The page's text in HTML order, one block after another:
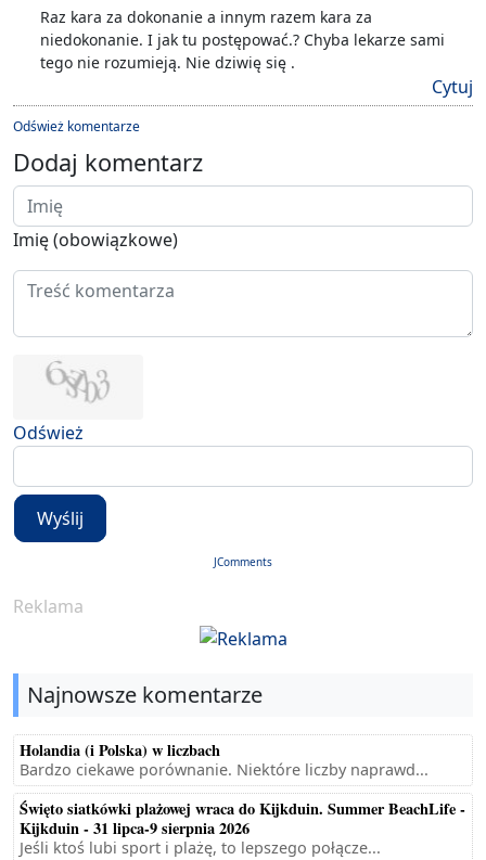
Raz kara za dokonanie a innym razem kara za
niedokonanie. I jak tu postępować.? Chyba lekarze sami
tego nie rozumieją. Nie dziwię się .
Cytuj
Odśwież komentarze
Dodaj komentarz
Imię (obowiązkowe)
Odśwież
Wyślij
JComments
Reklama
Najnowsze komentarze
Holandia (i Polska) w liczbach
Bardzo ciekawe porównanie. Niektóre liczby naprawd...
Święto siatkówki plażowej wraca do Kijkduin. Summer BeachLife -
Kijkduin - 31 lipca-9 sierpnia 2026
Jeśli ktoś lubi sport i plażę, to lepszego połącze...